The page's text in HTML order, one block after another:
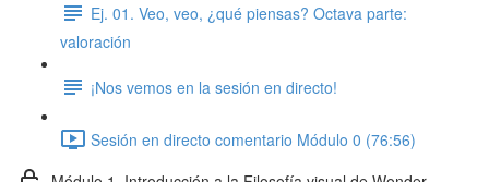
Ej. 01. Veo, veo, ¿qué piensas? Octava parte:
valoración
¡Nos vemos en la sesión en directo!
Sesión en directo comentario Módulo 0 (76:56)